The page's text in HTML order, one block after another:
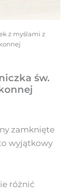
z myślami z
św.
zamknięte
wyjątkowy
różnić